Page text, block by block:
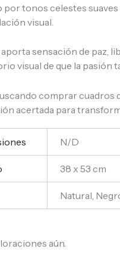
por tonos celestes
visual.
aporta sensación de paz,
visual de que la pasión
comprar cuadros
acertada para
N/D
38 x 53 cm
Natural,
aún.